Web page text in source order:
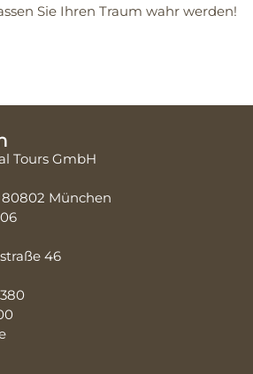
Sie Ihren Traum wahr werden!
Tours GmbH
80802 München
46